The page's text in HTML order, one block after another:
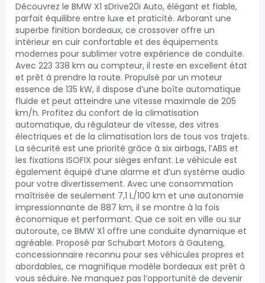
Découvrez le BMW X1 sDrive20i Auto, élégant et fiable,
parfait équilibre entre luxe et praticité. Arborant une
superbe finition bordeaux, ce crossover offre un
intérieur en cuir confortable et des équipements
modernes pour sublimer votre expérience de conduite.
Avec 223 338 km au compteur, il reste en excellent état
et prêt à prendre la route. Propulsé par un moteur
essence de 135 kW, il dispose d’une boîte automatique
fluide et peut atteindre une vitesse maximale de 205
km/h. Profitez du confort de la climatisation
automatique, du régulateur de vitesse, des vitres
électriques et de la climatisation lors de tous vos trajets.
La sécurité est une priorité grâce à six airbags, l’ABS et
les fixations ISOFIX pour sièges enfant. Le véhicule est
également équipé d’une alarme et d’un système audio
pour votre divertissement. Avec une consommation
maîtrisée de seulement 7,1 L/100 km et une autonomie
impressionnante de 887 km, il se montre à la fois
économique et performant. Que ce soit en ville ou sur
autoroute, ce BMW X1 offre une conduite dynamique et
agréable. Proposé par Schubart Motors à Gauteng,
concessionnaire reconnu pour ses véhicules propres et
abordables, ce magnifique modèle bordeaux est prêt à
vous séduire. Ne manquez pas l’opportunité de devenir